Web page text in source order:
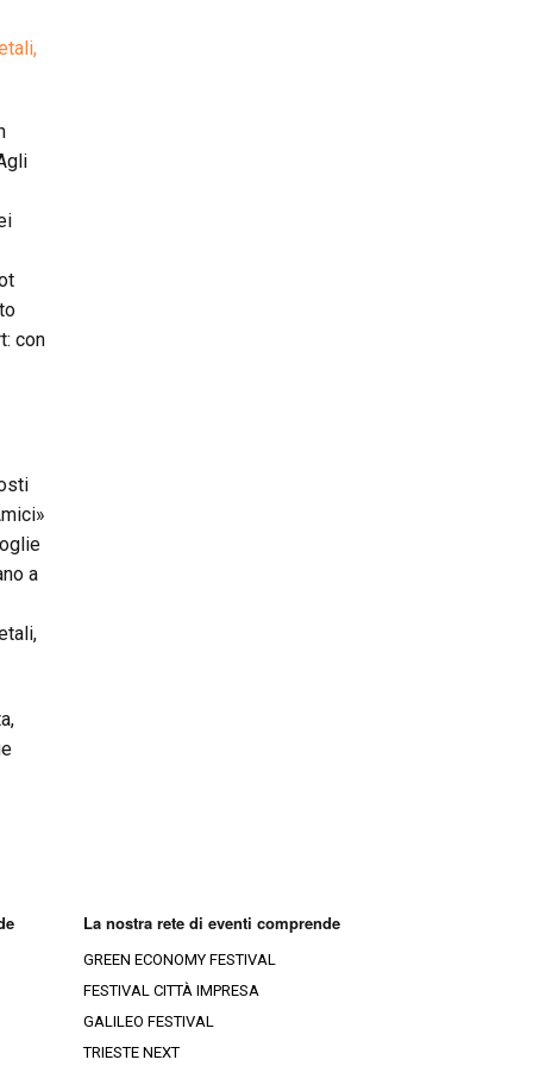
con
a
La nostra rete di eventi comprende
GREEN ECONOMY FESTIVAL
FESTIVAL CITTÀ IMPRESA
GALILEO FESTIVAL
TRIESTE NEXT